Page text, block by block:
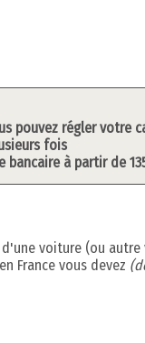
pouvez régler votre
fois
bancaire à partir de
voiture (ou autre
France vous devez